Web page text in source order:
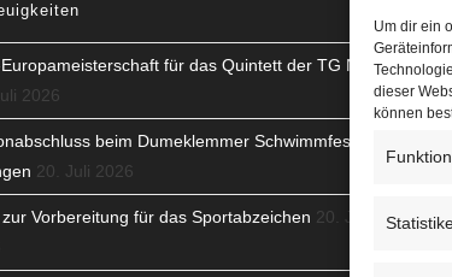
Um dir ein
dieser
können
für das Quintett der TG Neuss
2026
beim Dumeklemmer Schwimmfest in
20. Juli 2026
Vorbereitung für das Sportabzeichen 20. Juli